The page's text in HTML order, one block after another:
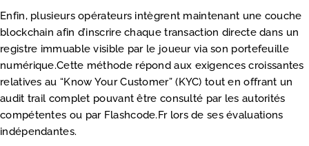
Enfin, plusieurs opérateurs intègrent maintenant une couche
blockchain afin d’inscrire chaque transaction directe dans un
registre immuable visible par le joueur via son portefeuille
numérique.Cette méthode répond aux exigences croissantes
relatives au “Know Your Customer” (KYC) tout en offrant un
audit trail complet pouvant être consulté par les autorités
compétentes ou par Flashcode.Fr lors de ses évaluations
indépendantes.